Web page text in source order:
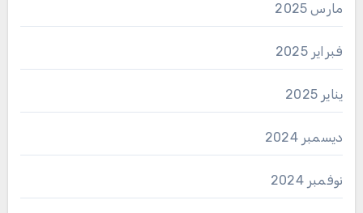
مارس 2025
فبراير 2025
يناير 2025
ديسمبر 2024
نوفمبر 2024